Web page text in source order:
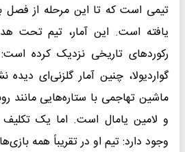
یافته است. این آمار، تیم تحت
رکوردهای تاریخی نزدیک کرده
گواردیولا، چنین آمار گلزنی‌ای
ماشین تهاجمی با ستاره‌هایی مانند
و لامین یامال است. اما یک تکلیف
وجود دارد: تیم او در تقریباً همه